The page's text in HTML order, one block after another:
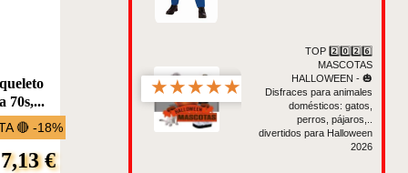
🔴 -18%
70s,...
7,13 €
★★★★★
TOP 2️⃣0️⃣2️⃣6️⃣
MASCOTAS
HALLOWEEN - 🎃
Disfraces para animales
domésticos: gatos,
perros, pájaros,..
divertidos para Halloween
2026